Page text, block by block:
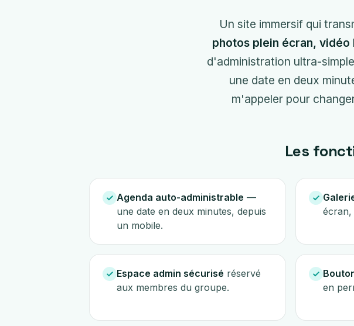
Un site immersif qui
photos plein écran,
d'administration ultra-
une date en deux
m'appeler pour
Les
Agenda auto-administrable —
une date en deux minutes, depuis
un mobile.
écran,
Espace admin sécurisé réservé
aux membres du groupe.
en